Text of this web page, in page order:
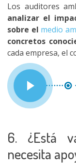
Los auditores
analizar el
sobre el medio
concretos
cada empresa, el
6. ¿Está
necesita